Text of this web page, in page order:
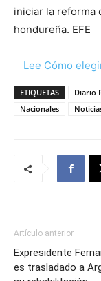
iniciar la reforma
hondureña. EFE
Lee Cómo
ETIQUETAS Diario
Nacionales
Artículo anterior
Expresidente
es trasladado a